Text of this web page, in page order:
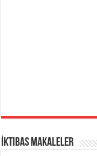
İktibas Makaleler